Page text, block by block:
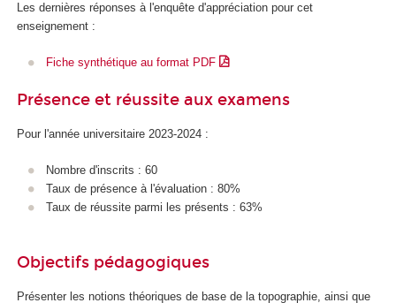
Les dernières réponses à l'enquête d'appréciation pour cet
enseignement :
Fiche synthétique au format PDF
Présence et réussite aux examens
Pour l'année universitaire 2023-2024 :
Nombre d'inscrits : 60
Taux de présence à l'évaluation : 80%
Taux de réussite parmi les présents : 63%
Objectifs pédagogiques
Présenter les notions théoriques de base de la topographie, ainsi que